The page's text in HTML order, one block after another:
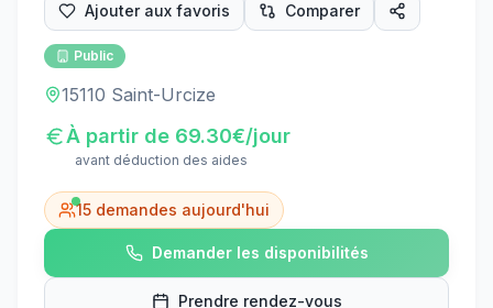
Ajouter aux favoris Comparer
Public
15110 Saint-Urcize
À partir de 69.30€/jour
avant déduction des aides
15 demandes aujourd'hui
Demander les disponibilités
Prendre rendez-vous